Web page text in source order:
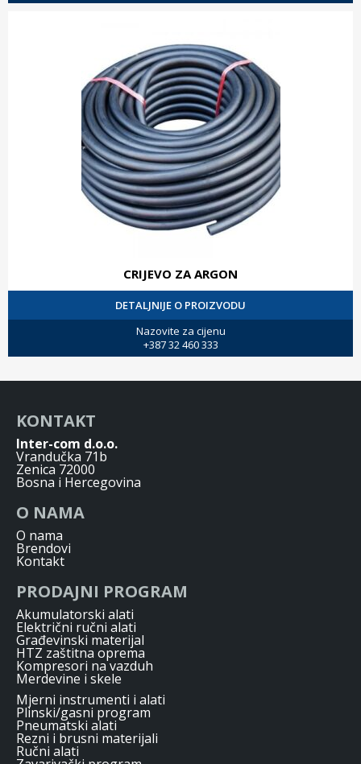
CRIJEVO ZA ARGON
DETALJNIJE O PROIZVODU
Nazovite za cijenu
+387 32 460 333
KONTAKT
Inter-com d.o.o.
Vrandučka 71b
Zenica 72000
Bosna i Hercegovina
O NAMA
O nama
Brendovi
Kontakt
PRODAJNI PROGRAM
Akumulatorski alati
Električni ručni alati
Građevinski materijal
HTZ zaštitna oprema
Kompresori na vazduh
Merdevine i skele
Mjerni instrumenti i alati
Plinski/gasni program
Pneumatski alati
Rezni i brusni materijali
Ručni alati